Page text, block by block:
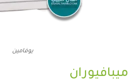
يوفامين
ميبافيوران